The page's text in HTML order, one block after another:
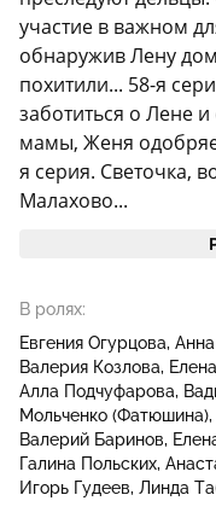
участие в важном
обнаружив Лену
похитили... 58-я
заботиться о Лене
мамы, Женя
я серия. Светочка,
Малахово...
В ролях:
Евгения Огурцова
Валерия Козлова
Алла Подчуфарова
Мольченко (Фатюшина)
Валерий Баринов
Галина Польских
Игорь Гудеев Линда